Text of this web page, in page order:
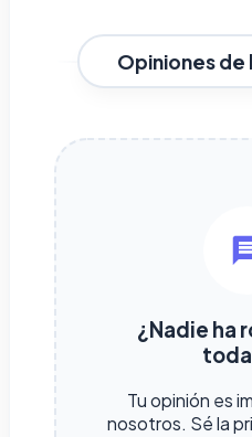
Opiniones de
¿Nadie ha
Tu opinión es
nosotros. Sé la